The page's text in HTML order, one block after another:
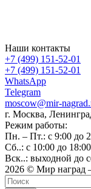
Наши контакты
+7 (499) 151-52-01
+7 (499) 151-52-01
WhatsApp
Telegram
moscow@mir-
г. Москва,
Режим работы:
Пн. – Пт.: с 9:00 до
Сб..: с 10:00 до 18:00
Вск..: выходной до
2026 © Мир наград